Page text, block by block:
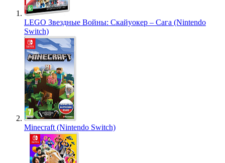
LEGO Звездные Войны: Скайуокер – Сага (Nintendo
Switch)
Minecraft (Nintendo Switch)